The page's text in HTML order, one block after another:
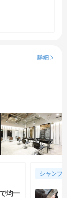
詳細
均一
シャンプ